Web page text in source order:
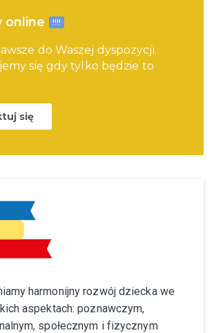
online !!!!
do Waszej dyspozycji.
się gdy tylko będzie to
się
harmonijny rozwój dziecka we
aspektach: poznawczym,
społecznym i fizycznym